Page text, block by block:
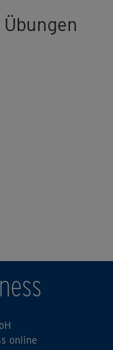
online